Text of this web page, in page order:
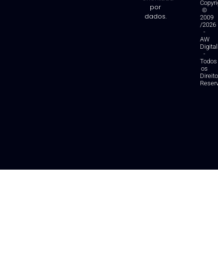
por
dados.
©
2009
/2026
-
AW
Digital
-
Todos
os